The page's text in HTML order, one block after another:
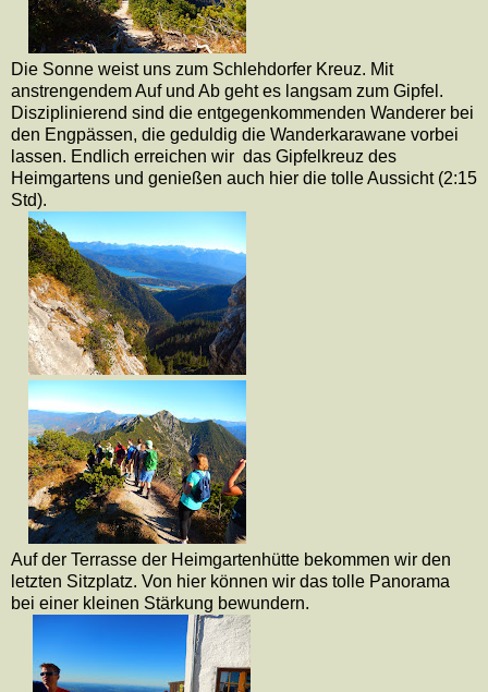
Die Sonne weist uns zum Schlehdorfer Kreuz. Mit
anstrengendem Auf und Ab gehtes langsam zum Gipfel.
Disziplinierend sind die entgegenkommenden Wanderer bei
den Engpässen, die geduldig die Wanderkarawane vorbei
lassen. Endlich erreichen wir das Gipfelkreuz des
Heimgartens und genießen auch hier die tolle Aussicht (2:15
Std).
Auf der Terrasse der Heimgartenhütte bekommen wir den
letzten Sitzplatz. Von hier können wir das tolle Panorama
bei einer kleinen Stärkung bewundern.